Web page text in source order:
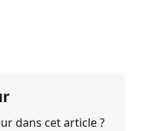
dans cet article ?